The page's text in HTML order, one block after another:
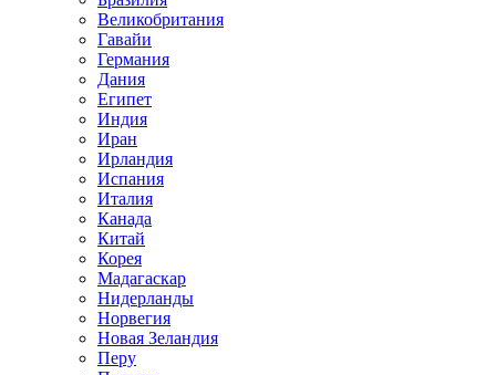
Великобритания
Гавайи
Германия
Дания
Египет
Индия
Иран
Ирландия
Испания
Италия
Канада
Китай
Корея
Мадагаскар
Нидерланды
Норвегия
Новая Зеландия
Перу